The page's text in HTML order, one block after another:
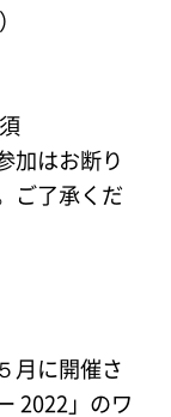
加はお断り
ご了承くだ
月に開催さ
2022」のワ